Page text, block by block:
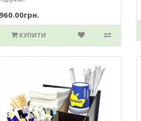
960.00грн.
КУПИТИ